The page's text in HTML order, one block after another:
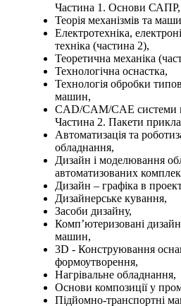
Частина 1. Основи САПР,
Теорія механізмів та
Електротехніка,
техніка (частина 2),
Теоретична механіка
Технологічна оснастка,
Технологія обробки
машин,
CAD/CAM/CAE системи
Частина 2. Пакети
Автоматизація та
обладнання,
Дизайн і моделювання
автоматизованих
Дизайн – графіка в
Дизайнерське кування,
Засоби дизайну,
Комп’ютеризовані
машин,
3D - Конструювання
формоутворення,
Нагрівальне обладнання,
Основи композиції у
Підйомно-транспортні